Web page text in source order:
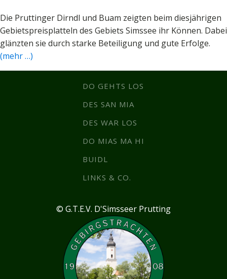
Die Pruttinger Dirndl und Buam zeigten beim diesjährigen
Gebietspreisplatteln des Gebiets Simssee ihr Können. Dabei
glänzten sie durch starke Beteiligung und gute Erfolge.
(mehr …)
DO GEHTS LOS
DES SAN MIA
DES WAR LOS
DO MIAS MA HI
BUIDL
LINKS & CO.
© G.T.E.V. D'Simsseer Prutting